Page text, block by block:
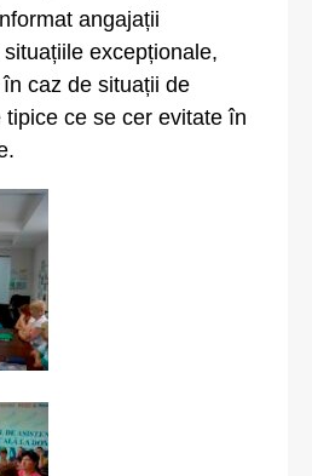
angajații
situațiile excepționale,
caz de situații de
ce se cer evitate în